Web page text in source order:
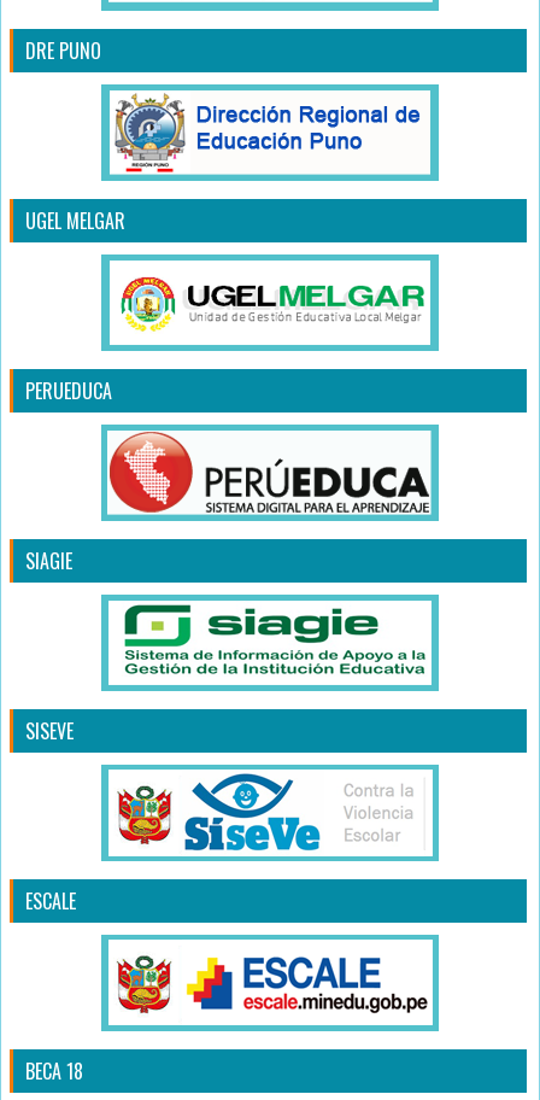
DRE PUNO
UGEL MELGAR
PERUEDUCA
SIAGIE
SISEVE
ESCALE
BECA 18